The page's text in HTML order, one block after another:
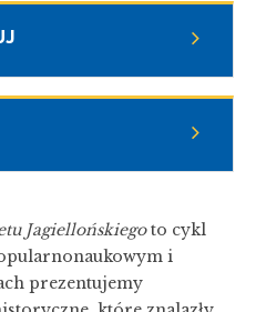
Jagiellońskiego to cykl
i
prezentujemy